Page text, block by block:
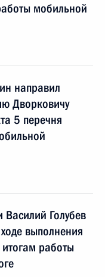
мобильной
направил
Дворковичу
5 перечня
Василий Голубев
выполнения
работы